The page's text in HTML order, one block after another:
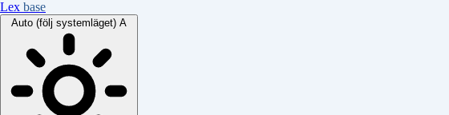
Lex base
Auto (följ systemläget) A